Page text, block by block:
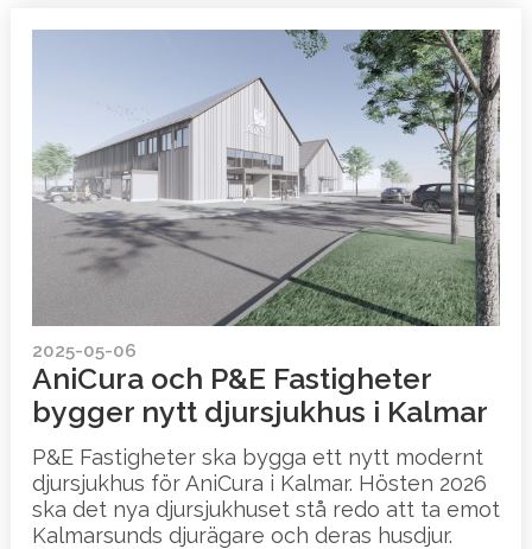
2025-05-06
AniCura och P&E Fastigheter
bygger nytt djursjukhus i Kalmar
P&E Fastigheter ska bygga ett nytt modernt
djursjukhus för AniCura i Kalmar. Hösten 2026
ska det nya djursjukhuset stå redo att ta emot
Kalmarsunds djurägare och deras husdjur.